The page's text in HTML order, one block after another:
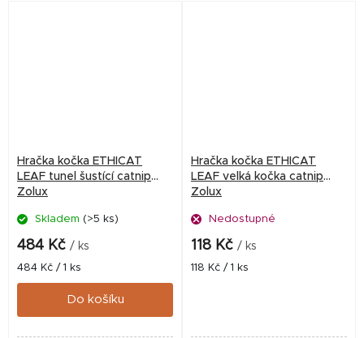
Hračka kočka ETHICAT
LEAF tunel šustící catnip
Zolux
Skladem (>5 ks)
484 Kč / ks
Měrná
cena:
484 Kč / 1 ks
Do košíku
Hračka kočka ETHICAT
LEAF velká kočka catnip
Zolux
Nedostupné
118 Kč / ks
Měrná
118 Kč / 1 ks